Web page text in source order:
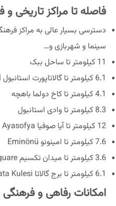
فاصله تا مراکز تاریخی و
دسترسی بسیار عالی به مراکز
سینما و شهربازی و…
11 کیلومتر تا ساحل ببک
6.1 کیلومتر تا گالاتاپورت استانبول Galataport İstanbul
4.1 کیلومتر تا کاخ دولما باهچه
8.3 کیلومتر تا وادی استانبول
12 کیلومتر تا آیا صوفیا Ayasofya
7.6 کیلومتر تا امینونو Eminönü
3.6 کیلومتر تا میدان تکسیم Taksim Square
6.1 کیلومتر تا برج گالاتا Galata Kulesi
امکانات رفاهی و فرهنگی